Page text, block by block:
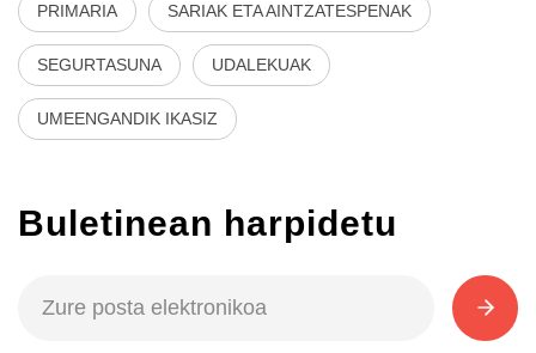
PRIMARIA SARIAK ETA AINTZATESPENAK
SEGURTASUNA UDALEKUAK
UMEENGANDIK IKASIZ
Buletinean harpidetu